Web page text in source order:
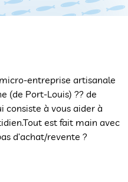
entreprise artisanale
(de Port-Louis) ?? de
consiste à vous aider à
est fait main avec
d’achat/revente ?